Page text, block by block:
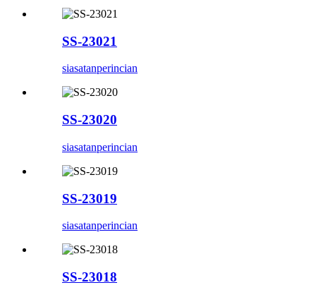
SS-23021
siasatanperincian
SS-23020
siasatanperincian
SS-23019
siasatanperincian
SS-23018